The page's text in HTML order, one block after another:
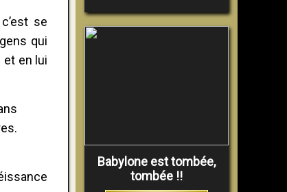
se
qui
et en lui
Babylone est tombée,
tombée !!